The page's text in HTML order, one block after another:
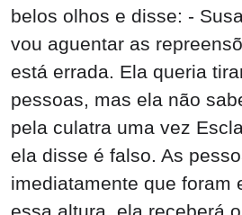
belos olhos e disse: -
vou aguentar as
está errada. Ela queria
pessoas, mas ela não
pela culatra uma vez
ela disse é falso. As
imediatamente que foram